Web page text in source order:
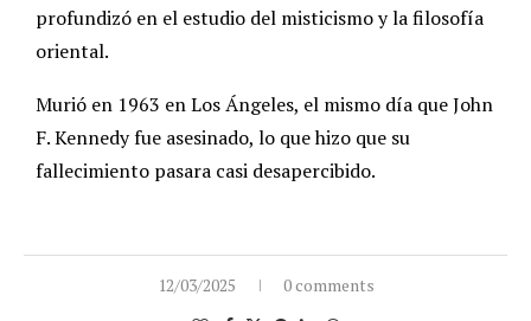
profundizó en el estudio del misticismo y la filosofía
oriental.
Murió en 1963 en Los Ángeles, el mismo día que John
F. Kennedy fue asesinado, lo que hizo que su
fallecimiento pasara casi desapercibido.
12/03/2025 0 comments